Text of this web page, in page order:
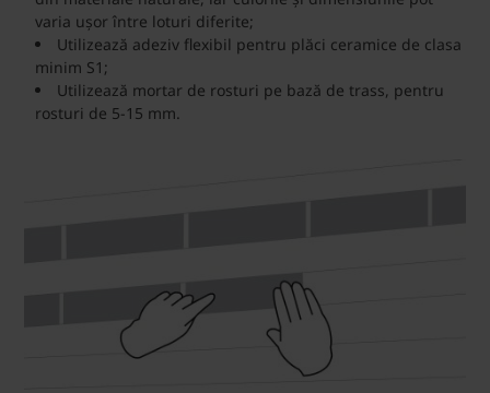
varia ușor între loturi diferite;
Utilizează adeziv flexibil pentru plăci ceramice de clasa
minim S1;
Utilizează mortar de rosturi pe bază de trass, pentru
rosturi de 5-15 mm.